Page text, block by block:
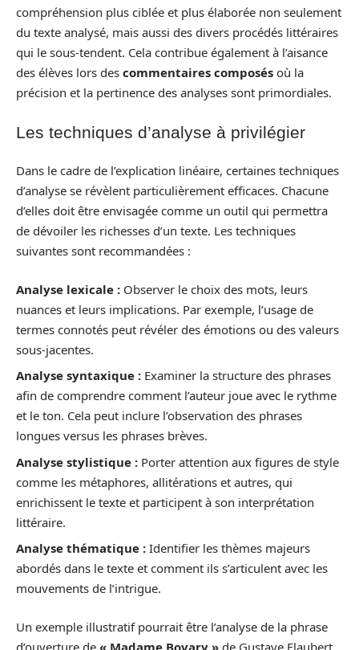
compréhension plus ciblée et plus élaborée non seulement
du texte analysé, mais aussi des divers procédés littéraires
qui le sous-tendent. Cela contribue également à l’aisance
des élèves lors des commentaires composés où la
précision et la pertinence des analyses sont primordiales.
Les techniques d’analyse à privilégier
Dans le cadre de l’explication linéaire, certaines techniques
d’analyse se révèlent particulièrement efficaces. Chacune
d’elles doit être envisagée comme un outil qui permettra
de dévoiler les richesses d’un texte. Les techniques
suivantes sont recommandées :
Analyse lexicale : Observer le choix des mots, leurs
nuances et leurs implications. Par exemple, l’usage de
termes connotés peut révéler des émotions ou des valeurs
sous-jacentes.
Analyse syntaxique : Examiner la structure des phrases
afin de comprendre comment l’auteur joue avec le rythme
et le ton. Cela peut inclure l’observation des phrases
longues versus les phrases brèves.
Analyse stylistique : Porter attention aux figures de style
comme les métaphores, allitérations et autres, qui
enrichissent le texte et participent à son interprétation
littéraire.
Analyse thématique : Identifier les thèmes majeurs
abordés dans le texte et comment ils s’articulent avec les
mouvements de l’intrigue.
Un exemple illustratif pourrait être l’analyse de la phrase
d’ouverture de « Madame Bovary » de Gustave Flaubert,